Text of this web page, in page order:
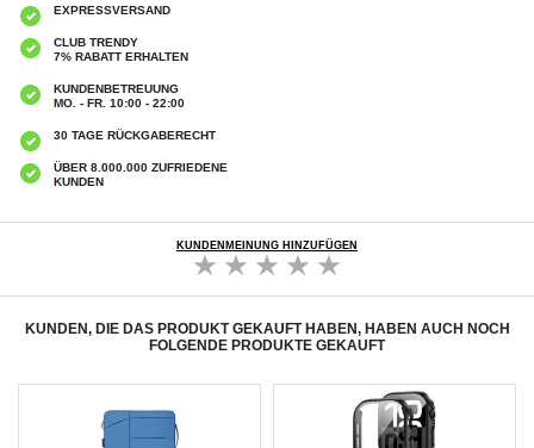
EXPRESSVERSAND
CLUB TRENDY
7% RABATT ERHALTEN
KUNDENBETREUUNG
MO. - FR. 10:00 - 22:00
30 TAGE RÜCKGABERECHT
ÜBER 8.000.000 ZUFRIEDENE
KUNDEN
KUNDENMEINUNG HINZUFÜGEN
KUNDEN, DIE DAS PRODUKT GEKAUFT HABEN, HABEN AUCH NOCH
FOLGENDE PRODUKTE GEKAUFT